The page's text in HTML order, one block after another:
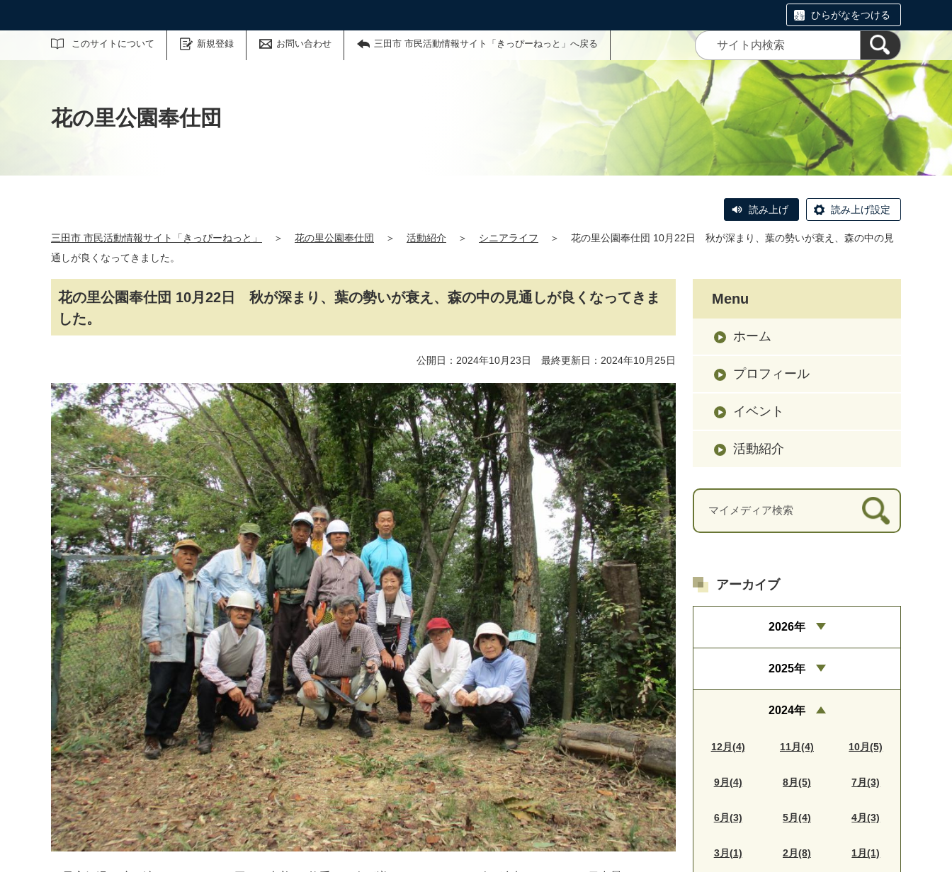
ひらがなをつける
このサイトについて 新規登録 お問い合わせ 三田市 市民活動情報サイト「きっぴーねっと」へ戻る
サイト内検索
花の里公園奉仕団
読み上げ 読み上げ設定
三田市 市民活動情報サイト「きっぴーねっと」 ＞ 花の里公園奉仕団 ＞ 活動紹介 ＞ シニアライフ ＞
花の里公園奉仕団 10月22日 秋が深まり、葉の勢いが衰え、森の中の見
通しが良くなってきました。
花の里公園奉仕団 10月22日 秋が深まり、葉の勢いが衰え、森の中の見通しが良くなってきま
した。
公開日：2024年10月23日 最終更新日：2024年10月25日
Menu
ホーム
プロフィール
イベント
活動紹介
マイメディア検索
アーカイブ
2026年
2025年
2024年
12月(4) 11月(4) 10月(5)
9月(4) 8月(5) 7月(3)
6月(3) 5月(4) 4月(3)
3月(1) 2月(8) 1月(1)